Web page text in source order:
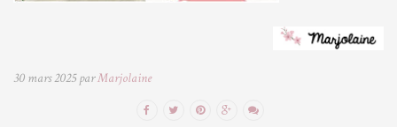
30 mars 2025 parMarjolaine